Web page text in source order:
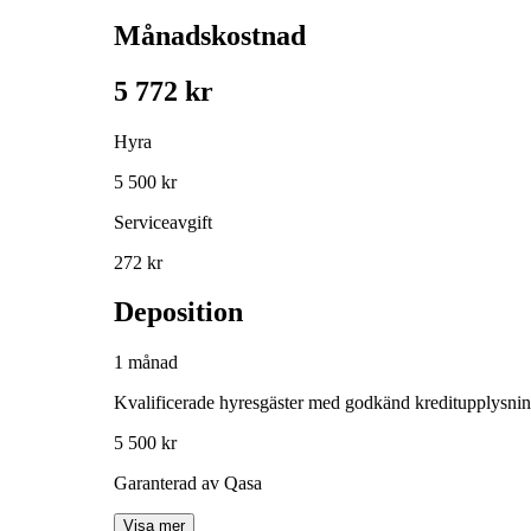
Månadskostnad
5 772 kr
Hyra
5 500 kr
Serviceavgift
272 kr
Deposition
1 månad
Kvalificerade hyresgäster med godkänd
5 500 kr
Garanterad av Qasa
Visa mer